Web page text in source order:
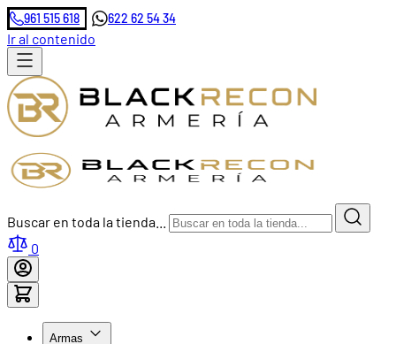
961 515 618 622 62 54 34
Ir al contenido
Buscar en toda la tienda...
0
Armas